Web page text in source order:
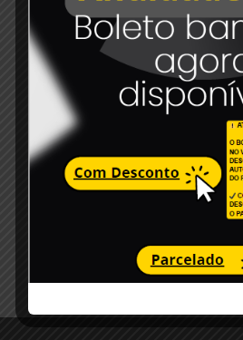
Read more